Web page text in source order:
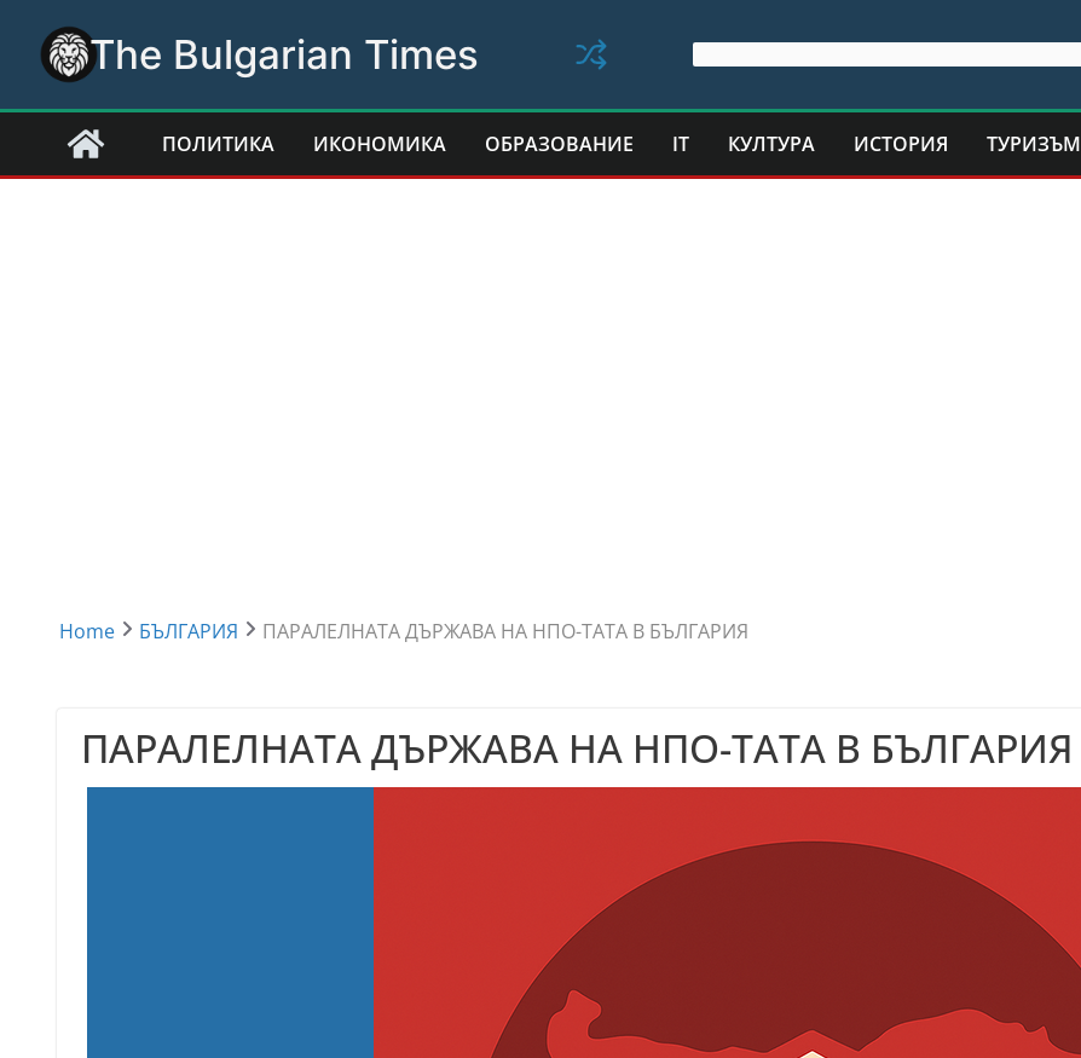
content
The Bulgarian Times
ПОЛИТИКА ИКОНОМИКА ОБРАЗОВАНИЕ IT КУЛТУРА ИСТОРИЯ ТУРИЗЪМ
Home БЪЛГАРИЯ ПАРАЛЕЛНАТА ДЪРЖАВА НА НПО-ТАТА В БЪЛГАРИЯ
ПАРАЛЕЛНАТА ДЪРЖАВА НА НПО-ТАТА В БЪЛГАРИЯ